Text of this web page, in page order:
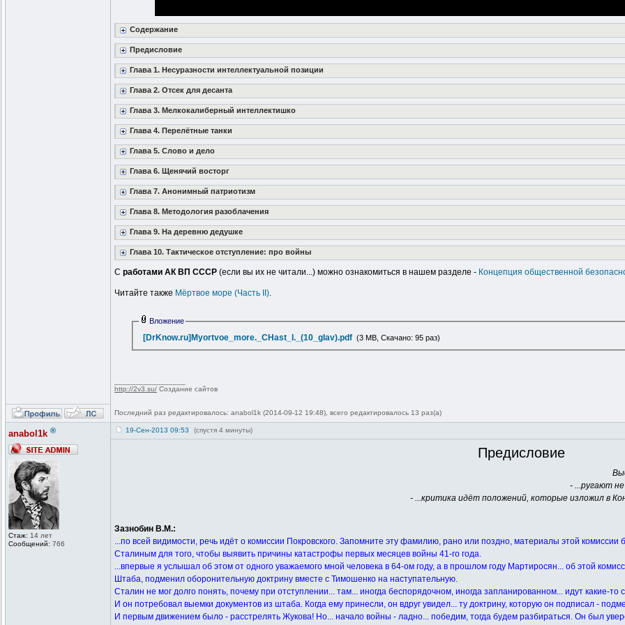
Содержание
Предисловие
Глава 1. Несуразности интеллектуальной позиции
Глава 2. Отсек для десанта
Глава 3. Мелкокалиберный интеллектишко
Глава 4. Перелётные танки
Глава 5. Слово и дело
Глава 6. Щенячий восторг
Глава 7. Анонимный патриотизм
Глава 8. Методология разоблачения
Глава 9. На деревню дедушке
Глава 10. Тактическое отступление: про войны
С работами АК ВП СССР (если вы их не читали...) можно ознакомиться в нашем разделе - Концепция общественной
Читайте также Мёртвое море (Часть II).
Вложение
[DrKnow.ru]Myortvoe_more._CHast_I._(10_glav).pdf (3 MB, Скачано: 95 раз)
http://2v3.su/ Создание сайтов
Последний раз редактировалось: anabol1k (2014-09-12 19:48), всего редактировалось 13 раз(а)
anabol1k ®
Стаж: 14 лет
Сообщений: 766
19-Сен-2013 09:53 (спустя 4 минуты)
Предисловие
- ...ругают
- ...критика идёт положений, которые изложил в
Зазнобин В.М.:
...по всей видимости, речь идёт о комиссии Покровского. Запомните эту фамилию, рано или поздно, материалы этой
Сталиным для того, чтобы выявить причины катастрофы первых месяцев войны 41-го года.
...впервые я услышал об этом от одного уважаемого мной человека в 64-ом году, а в прошлом году Мартиросян... об этой
Штаба, подменил оборонительную доктрину вместе с Тимошенко на наступательную.
Сталин не мог долго понять, почему при отступлении... там... иногда беспорядочном, иногда запланированном... идут какие-
И он потребовал выемки документов из штаба. Когда ему принесли, он вдруг увидел... ту доктрину, которую он подписал -
И первым движением было - расстрелять Жукова! Но... начало войны - ладно... победим, тогда будем разбираться. Он был